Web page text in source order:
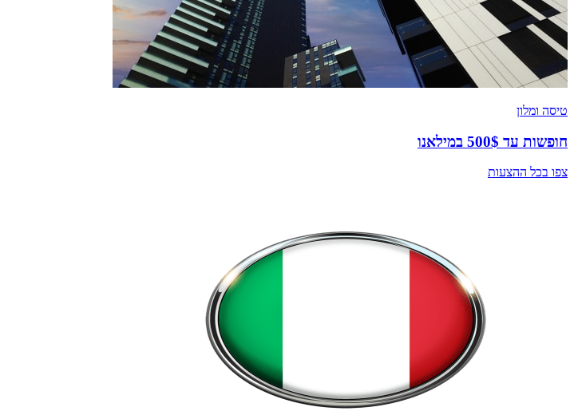
טיסה ומלון
חופשות עד 500$ במילאנו
צפו בכל ההצעות